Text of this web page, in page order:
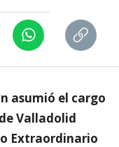
asumió el cargo
Valladolid
Extraordinario